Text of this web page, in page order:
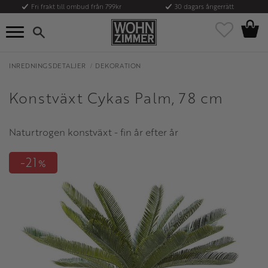
Meny
Fri frakt till ombud från 799kr 30 dagars ångerrätt
Favoriter
INREDNINGSDETALJER DEKORATION
Konstväxt Cykas Palm, 78 cm
Naturtrogen konstväxt - fin år efter år
21 %